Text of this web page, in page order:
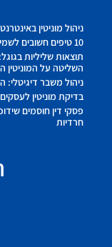
ניהול מוניטין
10 טיפים חשובים לשמירה על המוניטין האישי ברשת
תוצאות שליליות
השליטה על המוניטין
ניהול משבר
בדיקת מוניטין
פסקי דין חוסמים
חרדיות